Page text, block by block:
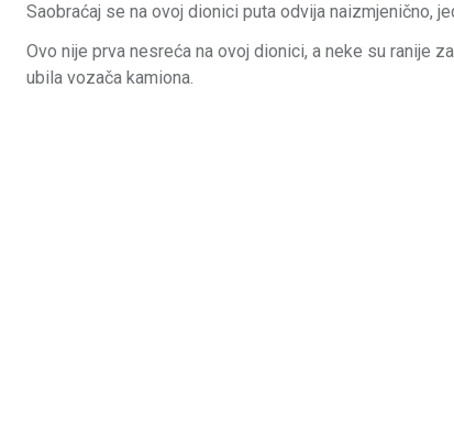
Saobraćaj se na ovoj dionici puta odvija naizmjenično,
Ovo nije prva nesreća na ovoj dionici, a neke su ranije
ubila vozača kamiona.